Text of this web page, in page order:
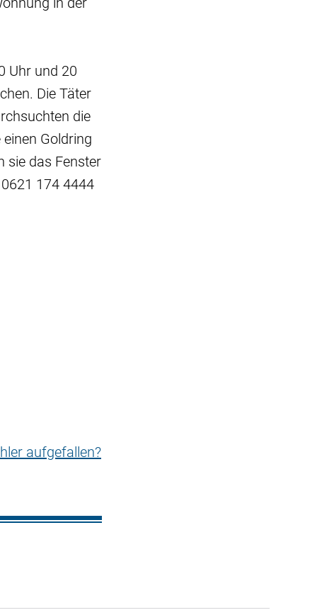
Uhr und 20
Die Täter
die
Goldring
sie das Fenster
174 4444
aufgefallen?